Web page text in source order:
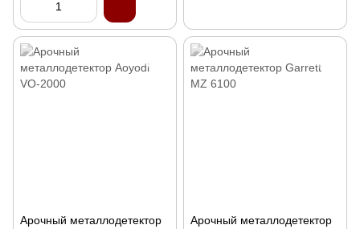
Арочный металлодетектор
Арочный металлодетектор